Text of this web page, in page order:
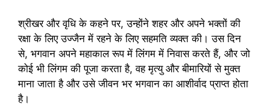
श्रीखर और वृधि के कहने पर, उन्होंने शहर और अपने भक्तों की
रक्षा के लिए उज्जैन में रहने के लिए सहमति व्यक्त की। उस दिन
से, भगवान अपने महाकाल रूप में लिंगम में निवास करते हैं, और जो
कोई भी लिंगम की पूजा करता है, वह मृत्यु और बीमारियों से मुक्त
माना जाता है और उसे जीवन भर भगवान का आशीर्वाद प्राप्त होता
है।